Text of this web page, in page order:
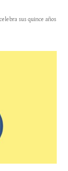
sus quince años